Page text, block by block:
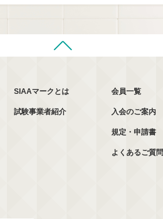
SIAAマークとは
試験事業者紹介
会員一覧
入会のご案内
規定・申請書
よくあるご質問